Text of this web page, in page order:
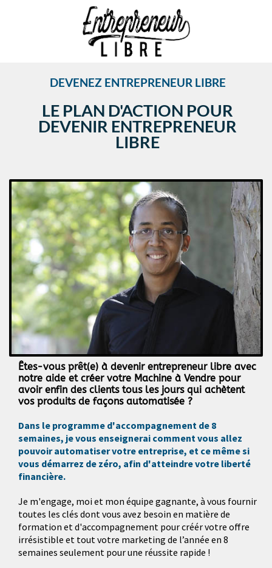
DEVENEZ ENTREPRENEUR LIBRE
LE PLAN D'ACTION POUR
DEVENIR ENTREPRENEUR
LIBRE
Êtes-vous prêt(e) à devenir entrepreneur libre avec
notre aide et créer votre Machine à Vendre pour
avoir enfin des clients tous les jours qui achètent
vos produits de façons automatisée ?
Dans le programme d'accompagnement de 8
semaines, je vous enseignerai comment vous allez
pouvoir automatiser votre entreprise, et ce même si
vous démarrez de zéro, afin d'atteindre votre liberté
financière.
Je m'engage, moi et mon équipe gagnante, à vous fournir
toutes les clés dont vous avez besoin en matière de
formation et d'accompagnement pour créér votre offre
irrésistible et tout votre marketing de l’année en 8
semaines seulement pour une réussite rapide !